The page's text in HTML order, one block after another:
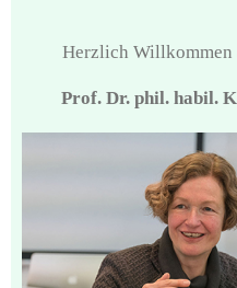
Herzlich Willkommen
Prof. Dr. phil. habil.